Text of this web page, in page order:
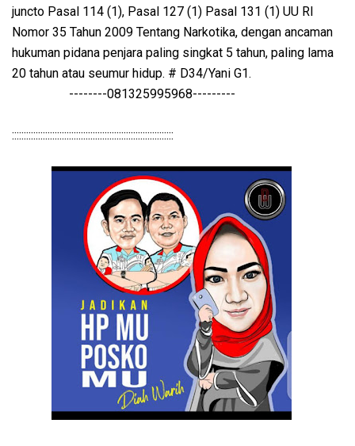
juncto Pasal 114 (1), Pasal 127 (1) Pasal 131 (1) UU RI
Nomor 35 Tahun 2009 Tentang Narkotika, dengan ancaman
hukuman pidana penjara paling singkat 5 tahun, paling lama
20 tahun atau seumur hidup. # D34/Yani G1.
--------081325995968---------
::::::::::::::::::::::::::::::::::::::::::::::::::::::::::::::::::::